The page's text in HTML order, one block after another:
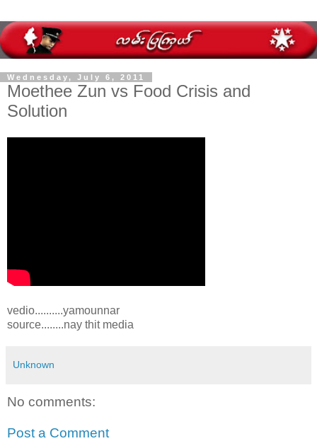
Wednesday, July 6, 2011
Moethee Zun vs Food Crisis and
Solution
vedio..........yamounnar
source........nay thit media
Unknown
No comments:
Post a Comment